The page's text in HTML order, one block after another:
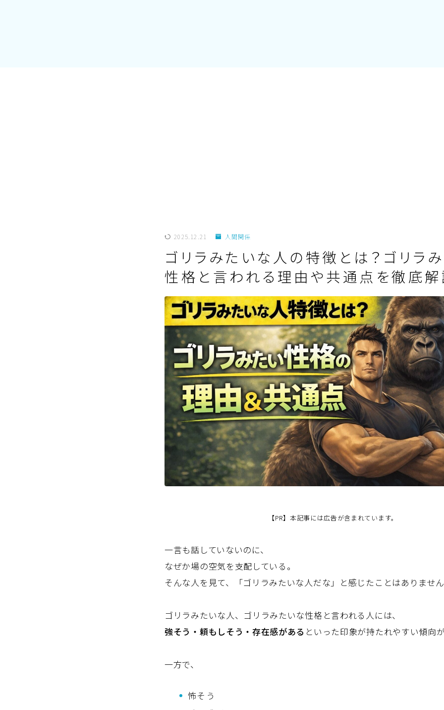
2025.12.21 人間関係
ゴリラみたいな人の特徴とは？ゴリラ
性格と言われる理由や共通点を徹底解
【PR】本記事には広告が含まれています。
一言も話していないのに、
なぜか場の空気を支配している。
そんな人を見て、「ゴリラみたいな人だな」と感じたことはありません
ゴリラみたいな人、ゴリラみたいな性格と言われる人には、
強そう・頼もしそう・存在感がある といった印象が持たれやすい傾向が
一方で、
怖そう